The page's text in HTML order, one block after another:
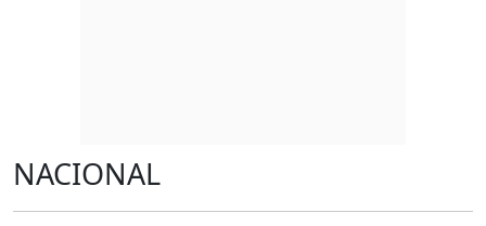
NACIONAL